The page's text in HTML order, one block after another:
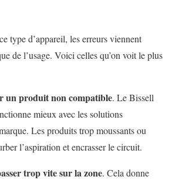
type d’appareil, les erreurs viennent
de l’usage. Voici celles qu’on voit le plus
un produit non compatible. Le Bissell
mieux avec les solutions
Les produits trop moussants ou
l’aspiration et encrasser le circuit.
trop vite sur la zone. Cela donne